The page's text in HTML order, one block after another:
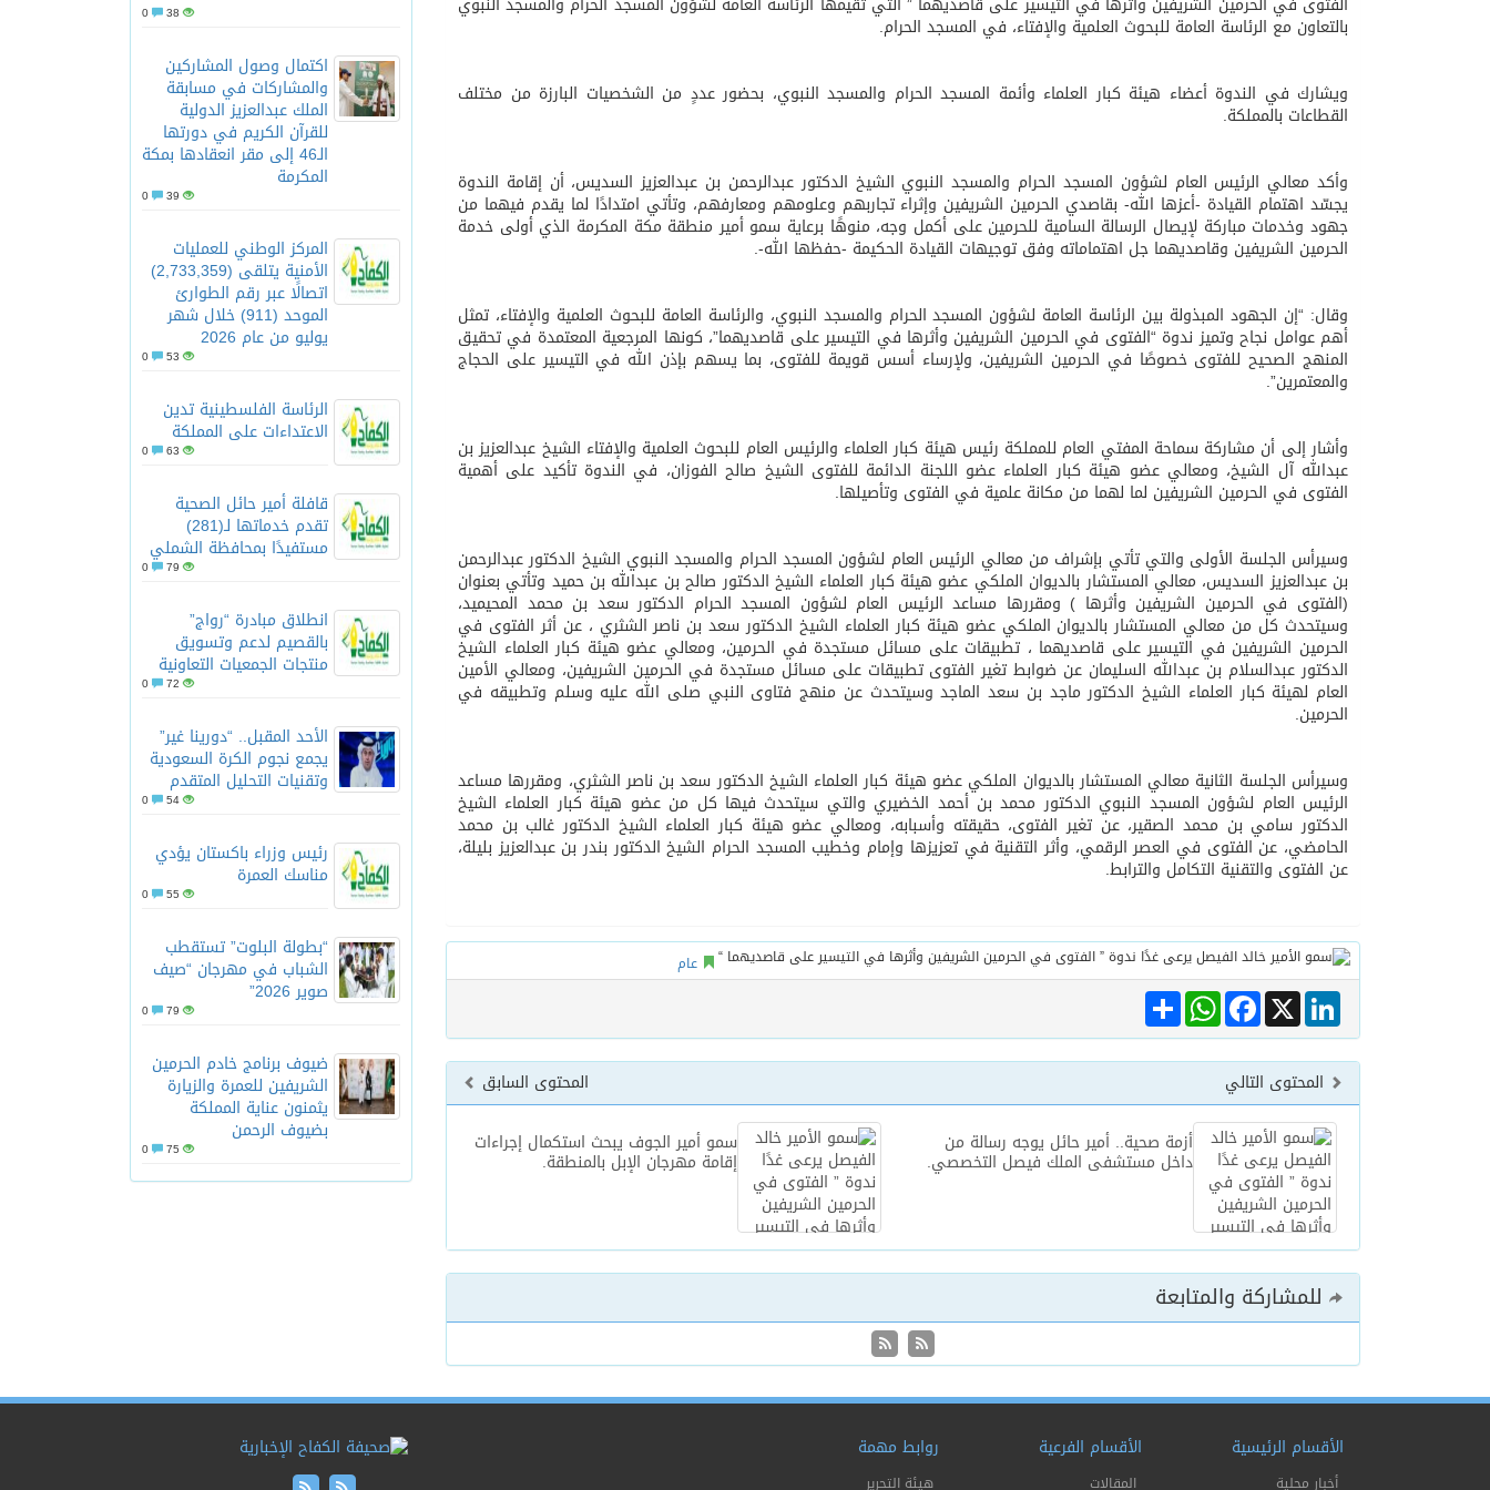
38
اكتمال وصول المشاركين
والمشاركات في مسابقة
الملك عبدالعزيز الدولية
للقرآن الكريم في دورتها
الـ46 إلى مقر انعقادها بمكة
المكرمة
39
المركز الوطني للعمليات
الأمنية يتلقى (2,733,359)
اتصالًا عبر رقم الطوارئ
الموحد (911) خلال شهر
يوليو من عام 2026
53
الرئاسة الفلسطينية تدين
الاعتداءات على المملكة
63
قافلة أمير حائل الصحية
تقدم خدماتها لـ(281)
مستفيدًا بمحافظة الشملي
79
انطلاق مبادرة “رواج”
بالقصيم لدعم وتسويق
منتجات الجمعيات التعاونية
72
الأحد المقبل.. “دورينا غير”
يجمع نجوم الكرة السعودية
وتقنيات التحليل المتقدم
54
رئيس وزراء باكستان يؤدي
مناسك العمرة
55
“بطولة البلوت” تستقطب
الشباب في مهرجان “صيف
صوير 2026”
79
ضيوف برنامج خادم الحرمين
الشريفين للعمرة والزيارة
يثمنون عناية المملكة
بضيوف الرحمن
75
بالتعاون مع الرئاسة العامة للبحوث العلمية والإفتاء، في المسجد الحرام.
ويشارك في الندوة أعضاء هيئة كبار العلماء وأئمة المسجد الحرام والمسجد النبوي، بحضور عددٍ من الشخصيات البارزة من مختلف
القطاعات بالمملكة.
وأكد معالي الرئيس العام لشؤون المسجد الحرام والمسجد النبوي الشيخ الدكتور عبدالرحمن بن عبدالعزيز السديس، أن إقامة الندوة
يجسّد اهتمام القيادة -أعزها الله- بقاصدي الحرمين الشريفين وإثراء تجاربهم وعلومهم ومعارفهم، وتأتي امتدادًا لما يقدم فيهما من
جهود وخدمات مباركة لإيصال الرسالة السامية للحرمين على أكمل وجه، منوهًا برعاية سمو أمير منطقة مكة المكرمة الذي أولى خدمة
الحرمين الشريفين وقاصديهما جل اهتماماته وفق توجيهات القيادة الحكيمة -حفظها الله-.
وقال: “إن الجهود المبذولة بين الرئاسة العامة لشؤون المسجد الحرام والمسجد النبوي، والرئاسة العامة للبحوث العلمية والإفتاء، تمثل
أهم عوامل نجاح وتميز ندوة “الفتوى في الحرمين الشريفين وأثرها في التيسير على قاصديهما”، كونها المرجعية المعتمدة في تحقيق
المنهج الصحيح للفتوى خصوصًا في الحرمين الشريفين، ولإرساء أسس قويمة للفتوى، بما يسهم بإذن الله في التيسير على الحجاج
والمعتمرين”.
وأشار إلى أن مشاركة سماحة المفتي العام للمملكة رئيس هيئة كبار العلماء والرئيس العام للبحوث العلمية والإفتاء الشيخ عبدالعزيز بن
عبدالله آل الشيخ، ومعالي عضو هيئة كبار العلماء عضو اللجنة الدائمة للفتوى الشيخ صالح الفوزان، في الندوة تأكيد على أهمية
الفتوى في الحرمين الشريفين لما لهما من مكانة علمية في الفتوى وتأصيلها.
وسيرأس الجلسة الأولى والتي تأتي بإشراف من معالي الرئيس العام لشؤون المسجد الحرام والمسجد النبوي الشيخ الدكتور عبدالرحمن
بن عبدالعزيز السديس، معالي المستشار بالديوان الملكي عضو هيئة كبار العلماء الشيخ الدكتور صالح بن عبدالله بن حميد وتأتي بعنوان
(الفتوى في الحرمين الشريفين وأثرها ) ومقررها مساعد الرئيس العام لشؤون المسجد الحرام الدكتور سعد بن محمد المحيميد،
وسيتحدث كل من معالي المستشار بالديوان الملكي عضو هيئة كبار العلماء الشيخ الدكتور سعد بن ناصر الشثري ، عن أثر الفتوى في
الحرمين الشريفين في التيسير على قاصديهما ، تطبيقات على مسائل مستجدة في الحرمين، ومعالي عضو هيئة كبار العلماء الشيخ
الدكتور عبدالسلام بن عبدالله السليمان عن ضوابط تغير الفتوى تطبيقات على مسائل مستجدة في الحرمين الشريفين، ومعالي الأمين
العام لهيئة كبار العلماء الشيخ الدكتور ماجد بن سعد الماجد وسيتحدث عن منهج فتاوى النبي صلى الله عليه وسلم وتطبيقه في
الحرمين.
وسيرأس الجلسة الثانية معالي المستشار بالديوان الملكي عضو هيئة كبار العلماء الشيخ الدكتور سعد بن ناصر الشثري، ومقررها مساعد
الرئيس العام لشؤون المسجد النبوي الدكتور محمد بن أحمد الخضيري والتي سيتحدث فيها كل من عضو هيئة كبار العلماء الشيخ
الدكتور سامي بن محمد الصقير، عن تغير الفتوى، حقيقته وأسبابه، ومعالي عضو هيئة كبار العلماء الشيخ الدكتور غالب بن محمد
الحامضي، عن الفتوى في العصر الرقمي، وأثر التقنية في تعزيزها وإمام وخطيب المسجد الحرام الشيخ الدكتور بندر بن عبدالعزيز بليلة،
عن الفتوى والتقنية التكامل والترابط.
عام
Share
WhatsAppFacebook X
LinkedIn
المحتوى السابق
المحتوى التالي
سمو أمير الجوف يبحث استكمال إجراءات
إقامة مهرجان الإبل بالمنطقة.
أزمة صحية.. أمير حائل يوجه رسالة من
داخل مستشفى الملك فيصل التخصصي.
للمشاركة والمتابعة
الأقسام الرئيسية
أخبار محلية
الأقسام الفرعية
المقالات
روابط مهمة
هيئة التحرير